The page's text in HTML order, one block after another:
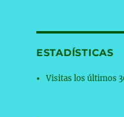
ESTADÍSTICAS
Visitas los últimos